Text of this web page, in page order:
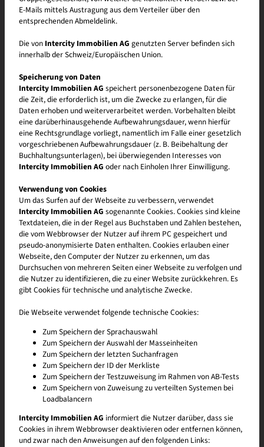
Hier anmelden
Büro- / Gewerbeflächen Wohnung
In Regensdorf entsteht voraussichtlich ab 2028 ein ganz besonderes
Quartier – deine Startrampe zum Geschäftserfolg. Ob eine grosse oder
kleine Fläche – wir freuen uns auf deine Kontaktaufnahme und dich
E-Mails mittels Austragung aus dem Verteiler über den
entsprechenden Abmeldelink.
Die von Intercity Immobilien AG genutzten Server befinden sich
innerhalb der Schweiz/Europäischen Union.
Speicherung von Daten
Intercity Immobilien AG speichert personenbezogene Daten für
die Zeit, die erforderlich ist, um die Zwecke zu erlangen, für die
Daten erhoben und weiterverarbeitet werden. Vorbehalten bleibt
eine darüberhinausgehende Aufbewahrungsdauer, wenn hierfür
eine Rechtsgrundlage vorliegt, namentlich im Falle einer gesetzlich
vorgeschriebenen Aufbewahrungsdauer (z. B. Beibehaltung der
Buchhaltungsunterlagen), bei überwiegenden Interesses von
Intercity Immobilien AG oder nach Einholen Ihrer Einwilligung.
Verwendung von Cookies
Um das Surfen auf der Webseite zu verbessern, verwendet
Intercity Immobilien AG sogenannte Cookies. Cookies sind kleine
Textdateien, die in der Regel aus Buchstaben und Zahlen bestehen,
die vom Webbrowser der Nutzer auf ihrem PC gespeichert und
pseudo-anonymisierte Daten enthalten. Cookies erlauben einer
Webseite, den Computer der Nutzer zu erkennen, um das
Durchsuchen von mehreren Seiten einer Webseite zu verfolgen und
die Nutzer zu identifizieren, die zu einer Website zurückkehren. Es
gibt Cookies für technische und analytische Zwecke.
Die Webseite verwendet folgende technische Cookies:
Zum Speichern der Sprachauswahl
Zum Speichern der Auswahl der Masseinheiten
Zum Speichern der letzten Suchanfragen
Zum Speichern der ID der Merkliste
Zum Speichern der Testzuweisung im Rahmen von AB-Tests
Zum Speichern von Zuweisung zu verteilten Systemen bei
Loadbalancern
Intercity Immobilien AG informiert die Nutzer darüber, dass sie
Cookies in ihrem Webbrowser deaktivieren oder entfernen können,
und zwar nach den Anweisungen auf den folgenden Links: